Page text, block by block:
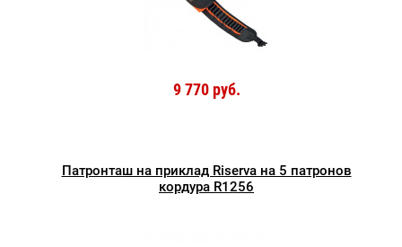
9 770 руб.
Патронташ на приклад Riserva на 5 патронов
кордура R1256